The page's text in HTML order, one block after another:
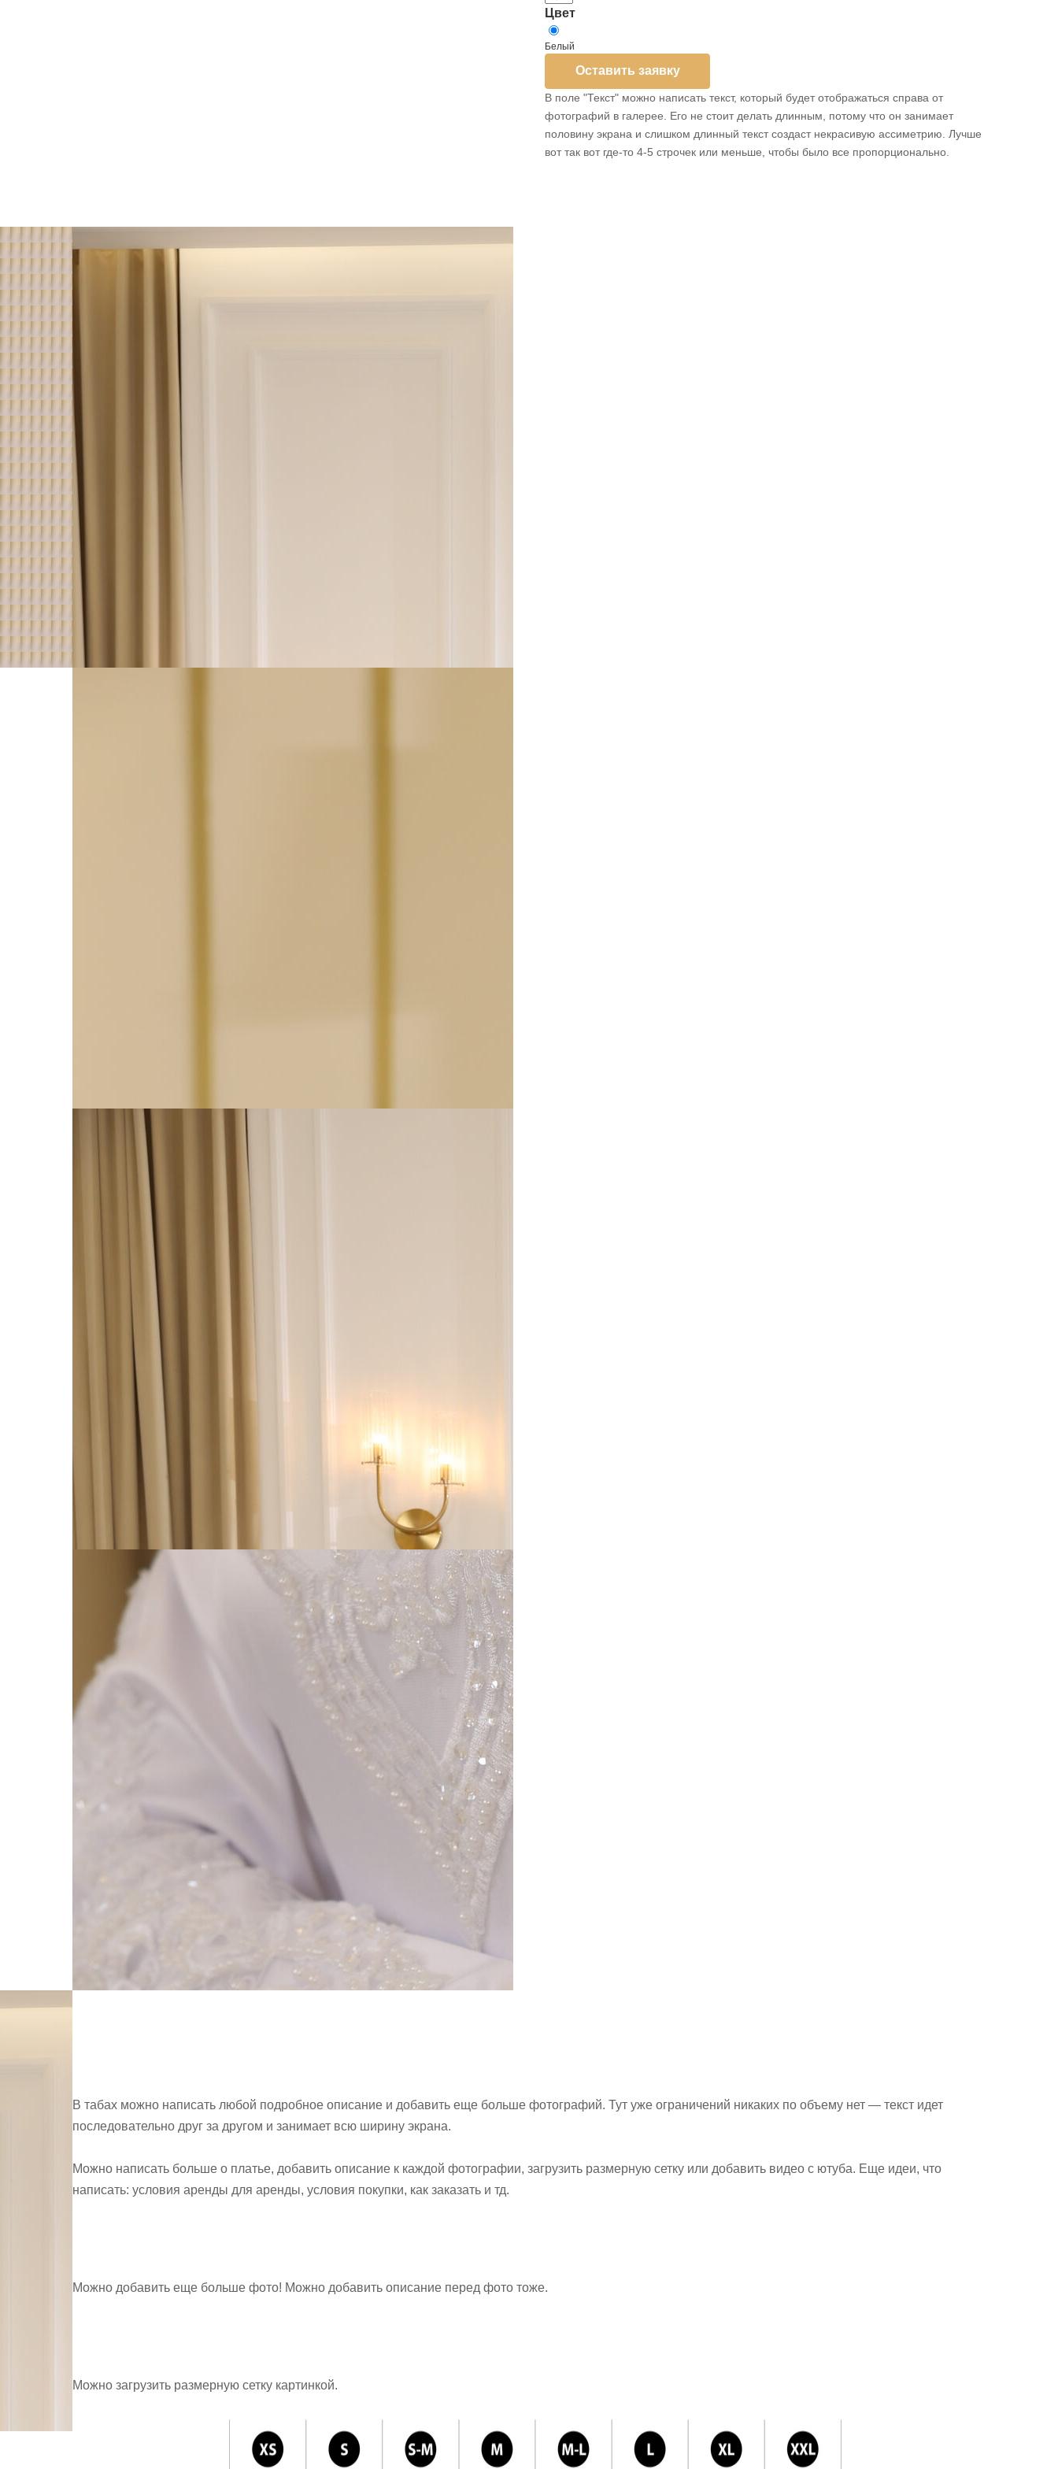
Цвет
Белый
Оставить заявку
В поле "Текст" можно написать текст, который будет отображаться справа от
фотографий в галерее. Его не стоит делать длинным, потому что он занимает
половину экрана и слишком длинный текст создаст некрасивую ассиметрию. Лучше
вот так вот где-то 4-5 строчек или меньше, чтобы было все пропорционально.
В табах можно написать любой подробное описание и добавить еще больше фотографий. Тут уже ограничений никаких по объему нет — текст идет
последовательно друг за другом и занимает всю ширину экрана.
Можно написать больше о платье, добавить описание к каждой фотографии, загрузить размерную сетку или добавить видео с ютуба. Еще идеи, что
написать: условия аренды для аренды, условия покупки, как заказать и тд.
Можно добавить еще больше фото! Можно добавить описание перед фото тоже.
Можно загрузить размерную сетку картинкой.
Забронировать зал
Забронировать зал
Хочу, чтобы мне позвонили
Оставить заявку Отправляя заявку, вы соглашаетесьс
политикой конфиденциальности